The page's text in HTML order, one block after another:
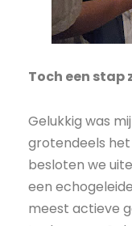
Toch een stap
Gelukkig was
grotendeels
besloten we
een
meest actieve